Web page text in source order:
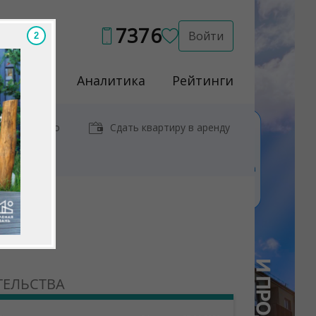
7376 Войти
Услуги Аналитика Рейтинги
у метро Сдать квартиру в аренду